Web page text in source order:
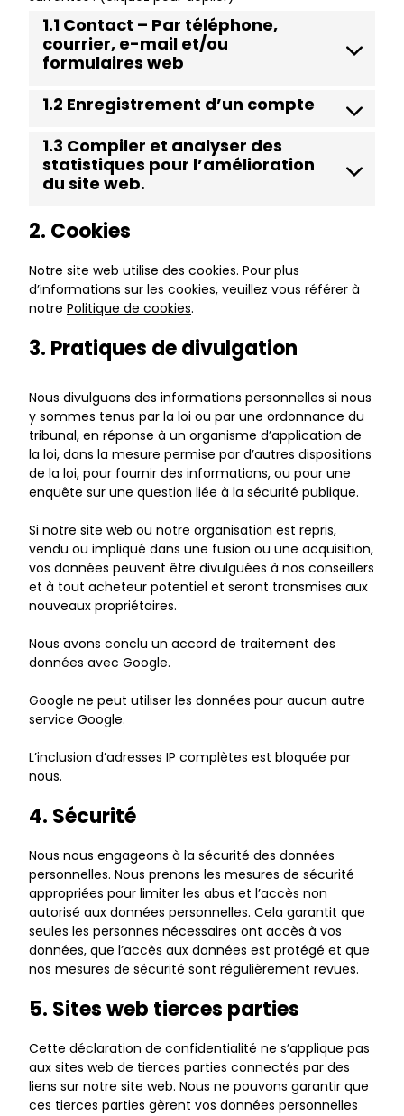
1.1 Contact – Par téléphone,
courrier, e-mail et/ou
formulaires web
1.2 Enregistrement d’un compte
1.3 Compiler et analyser des
statistiques pour l’amélioration
du site web.
2. Cookies
Notre site web utilise des cookies. Pour plus
d’informations sur les cookies, veuillez vous référer à
notre Politique de cookies.
3. Pratiques de divulgation
Nous divulguons des informations personnelles si nous
y sommes tenus par la loi ou par une ordonnance du
tribunal, en réponse à un organisme d’application de
la loi, dans la mesure permise par d’autres dispositions
de la loi, pour fournir des informations, ou pour une
enquête sur une question liée à la sécurité publique.
Si notre site web ou notre organisation est repris,
vendu ou impliqué dans une fusion ou une acquisition,
vos données peuvent être divulguées à nos conseillers
et à tout acheteur potentiel et seront transmises aux
nouveaux propriétaires.
Nous avons conclu un accord de traitement des
données avec Google.
Google ne peut utiliser les données pour aucun autre
service Google.
L’inclusion d’adresses IP complètes est bloquée par
nous.
4. Sécurité
Nous nous engageons à la sécurité des données
personnelles. Nous prenons les mesures de sécurité
appropriées pour limiter les abus et l’accès non
autorisé aux données personnelles. Cela garantit que
seules les personnes nécessaires ont accès à vos
données, que l’accès aux données est protégé et que
nos mesures de sécurité sont régulièrement revues.
5. Sites web tierces parties
Cette déclaration de confidentialité ne s’applique pas
aux sites web de tierces parties connectés par des
liens sur notre site web. Nous ne pouvons garantir que
ces tierces parties gèrent vos données personnelles